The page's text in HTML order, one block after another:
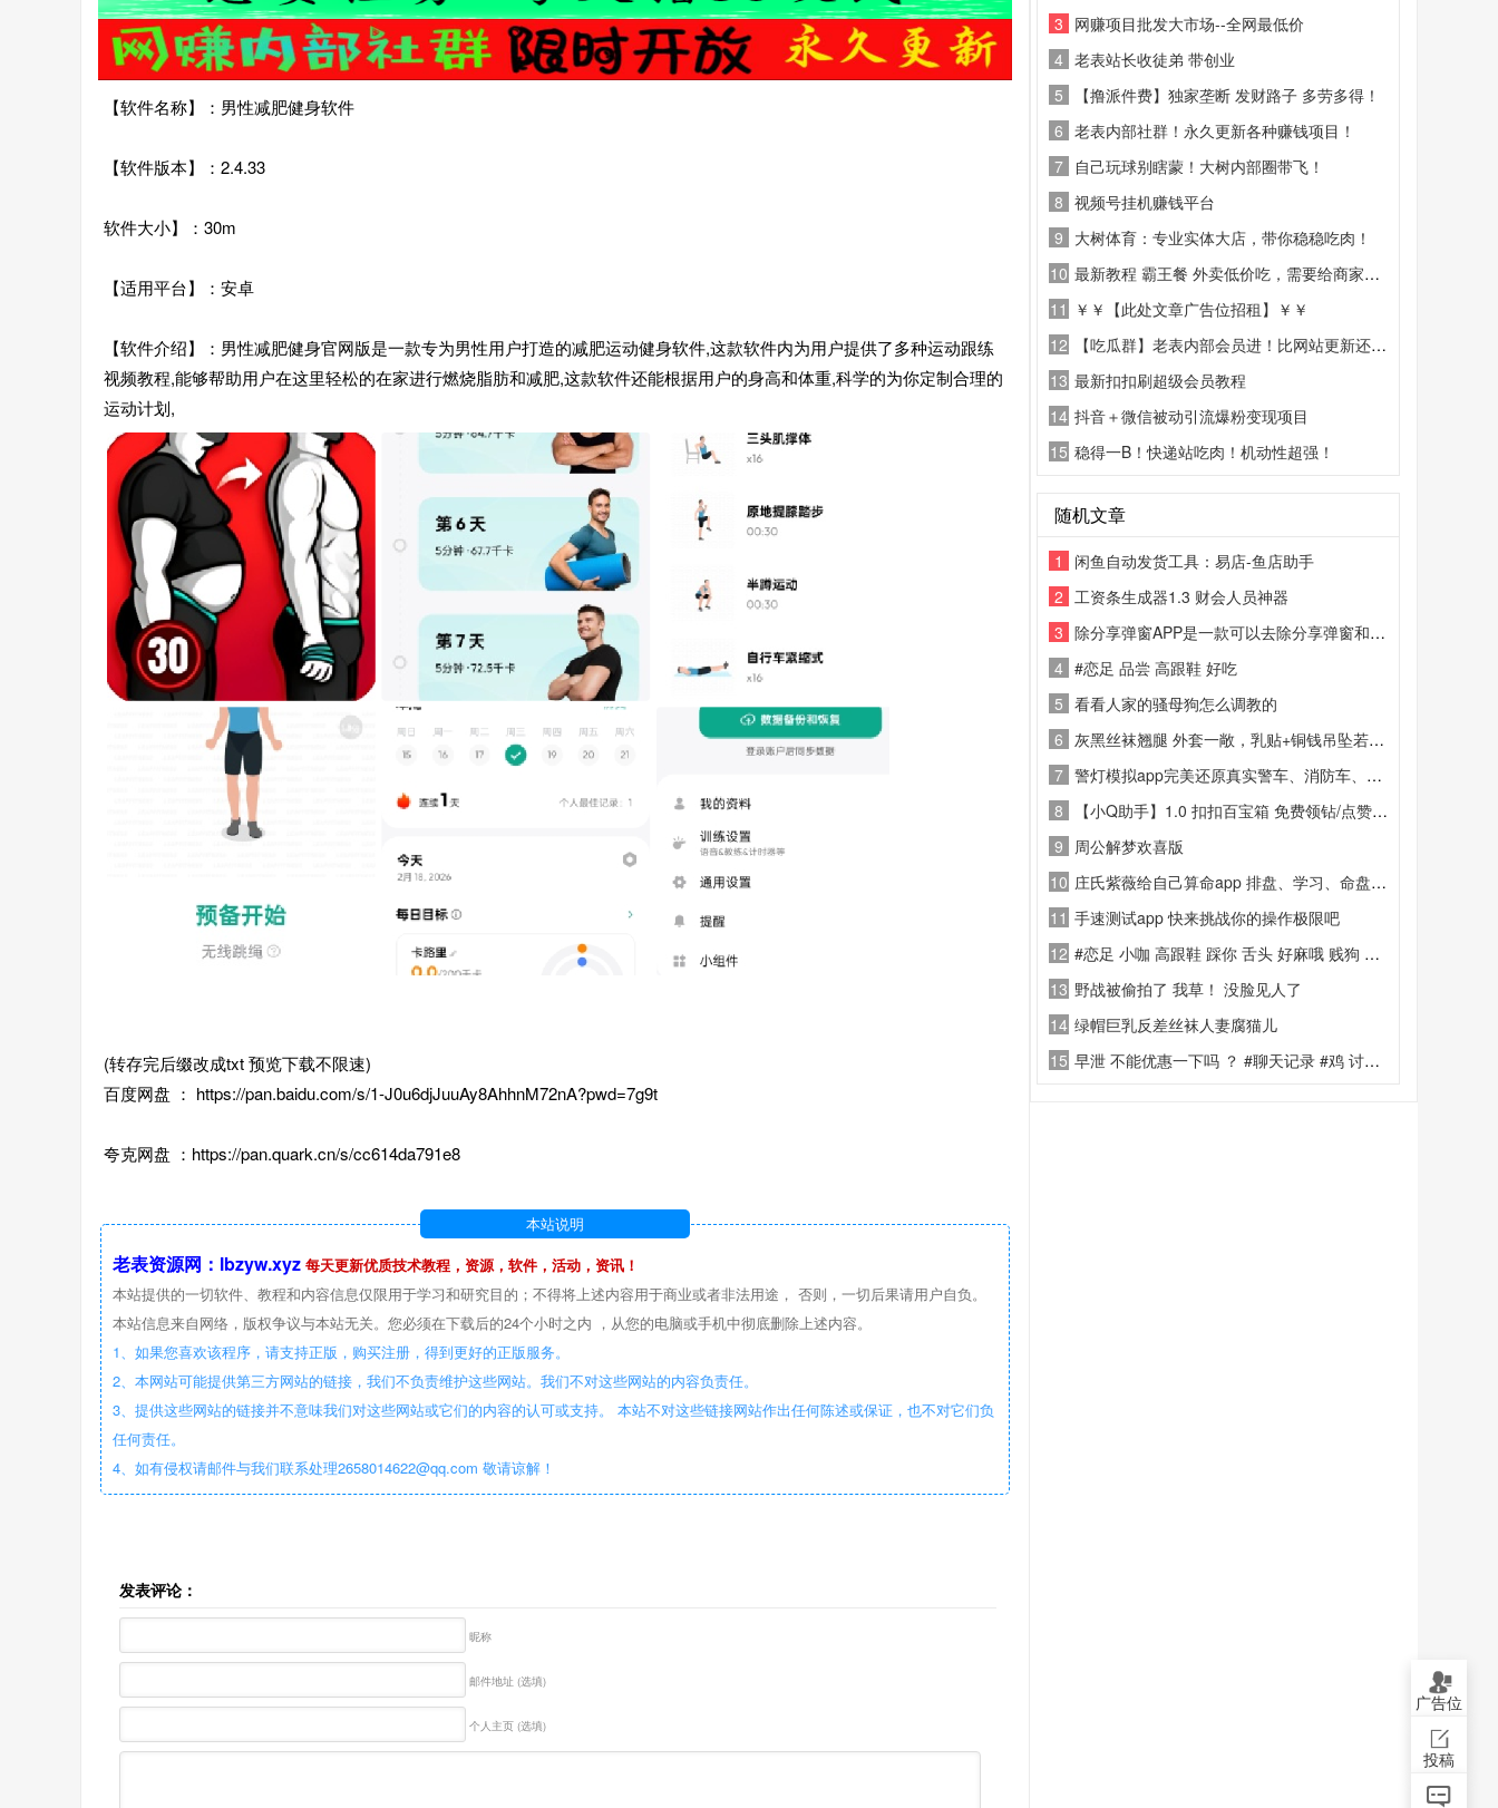
【软件名称】：男性减肥健身软件
【软件版本】：2.4.33
软件大小】：30m
【适用平台】：安卓
【软件介绍】：男性减肥健身官网版是一款专为男性用户打造的减肥运动健身软件,这款软件内为用户提供了多种运动跟练
视频教程,能够帮助用户在这里轻松的在家进行燃烧脂肪和减肥,这款软件还能根据用户的身高和体重,科学的为你定制合理的
运动计划,
(转存完后缀改成txt 预览下载不限速)
百度网盘 ： https://pan.baidu.com/s/1-J0u6djJuuAy8AhhnM72nA?pwd=7g9t
夸克网盘 ：https://pan.quark.cn/s/cc614da791e8
本站说明
老表资源网：lbzyw.xyz 每天更新优质技术教程，资源，软件，活动，资讯！
本站提供的一切软件、教程和内容信息仅限用于学习和研究目的；不得将上述内容用于商业或者非法用途， 否则，一切后果请用户自负。
本站信息来自网络，版权争议与本站无关。您必须在下载后的24个小时之内 ，从您的电脑或手机中彻底删除上述内容。
1、如果您喜欢该程序，请支持正版，购买注册，得到更好的正版服务。
2、本网站可能提供第三方网站的链接，我们不负责维护这些网站。我们不对这些网站的内容负责任。
3、提供这些网站的链接并不意味我们对这些网站或它们的内容的认可或支持。 本站不对这些链接网站作出任何陈述或保证，也不对它们负
任何责任。
4、如有侵权请邮件与我们联系处理2658014622@qq.com 敬请谅解！
发表评论：
昵称
邮件地址 (选填)
个人主页 (选填)
3 网赚项目批发大市场--全网最低价
4 老表站长收徒弟 带创业
5
【撸派件费】独家垄断 发财路子 多劳多得！
6 老表内部社群！永久更新各种赚钱项目！
7 自己玩球别瞎蒙！大树内部圈带飞！
8 视频号挂机赚钱平台
9 大树体育：专业实体大店，带你稳稳吃肉！
10 最新教程 霸王餐 外卖低价吃，需要给商家好评
11 ￥￥【此处文章广告位招租】￥￥
12
【吃瓜群】老表内部会员进！比网站更新还精彩！
13 最新扣扣刷超级会员教程
14 抖音＋微信被动引流爆粉变现项目
15 稳得一B！快递站吃肉！机动性超强！
随机文章
1
闲鱼自动发货工具：易店-鱼店助手
2 工资条生成器1.3 财会人员神器
3 除分享弹窗APP是一款可以去除分享弹窗和云注入弹窗的 app
4 #恋足 品尝 高跟鞋 好吃
5 看看人家的骚母狗怎么调教的
6 灰黑丝袜翘腿 外套一敞，乳贴+铜钱吊坠若隐若现，翘臀怼镜
7 警灯模拟app完美还原真实警车、消防车、救护车的声光效果
8
【小Q助手】1.0 扣扣百宝箱 免费领钻/点赞/刷步数等
9 周公解梦欢喜版
10 庄氏紫薇给自己算命app 排盘、学习、命盘分析、命盘笔记、案例分享等功能
11 手速测试app 快来挑战你的操作极限吧
12 #恋足 小咖 高跟鞋 踩你 舌头 好麻哦 贱狗 尝不出味道
13 野战被偷拍了 我草！ 没脸见人了
14 绿帽巨乳反差丝袜人妻腐猫儿
15 早泄 不能优惠一下吗 ？ #聊天记录 #鸡 讨价还价
广告位
投稿